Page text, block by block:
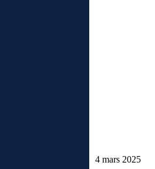
4 mars 2025